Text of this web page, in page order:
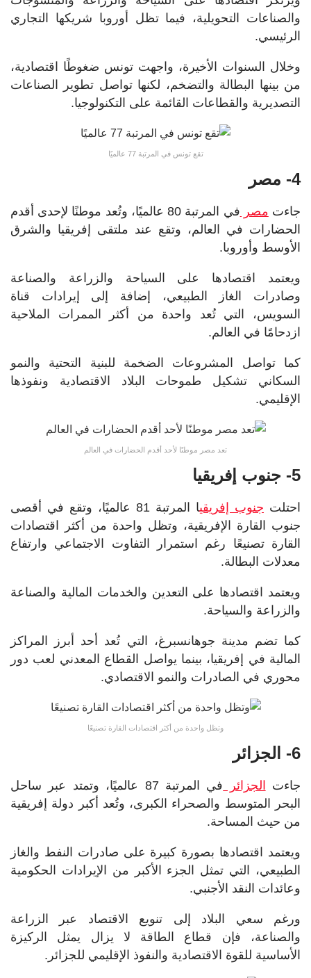
والصناعات التحويلية، فيما تظل أوروبا شريكها التجاري
الرئيسي.
وخلال السنوات الأخيرة، واجهت تونس ضغوطًا اقتصادية،
من بينها البطالة والتضخم، لكنها تواصل تطوير الصناعات
التصديرية والقطاعات القائمة على التكنولوجيا.
تقع تونس في المرتبة 77 عالميًا
4- مصر
جاءت مصر
في المرتبة 80 عالميًا، وتُعد موطنًا لإحدى أقدم
الحضارات في العالم، وتقع عند ملتقى إفريقيا والشرق
الأوسط وأوروبا.
ويعتمد اقتصادها على السياحة والزراعة والصناعة
وصادرات الغاز الطبيعي، إضافة إلى إيرادات قناة
السويس، التي تُعد واحدة من أكثر الممرات الملاحية
ازدحامًا في العالم.
كما تواصل المشروعات الضخمة للبنية التحتية والنمو
السكاني تشكيل طموحات البلاد الاقتصادية ونفوذها
الإقليمي.
تعد مصر موطنًا لأحد أقدم الحضارات في العالم
5- جنوب إفريقيا
احتلت جنوب إفريقي
ا المرتبة 81 عالميًا، وتقع في أقصى
جنوب القارة الإفريقية، وتظل واحدة من أكثر اقتصادات
القارة تصنيعًا رغم استمرار التفاوت الاجتماعي وارتفاع
معدلات البطالة.
ويعتمد اقتصادها على التعدين والخدمات المالية والصناعة
والزراعة والسياحة.
كما تضم مدينة جوهانسبرغ، التي تُعد أحد أبرز المراكز
المالية في إفريقيا، بينما يواصل القطاع المعدني لعب دور
محوري في الصادرات والنمو الاقتصادي.
وتظل واحدة من أكثر اقتصادات القارة تصنيعًا
6- الجزائر
جاءت الجزائر
في المرتبة 87 عالميًا، وتمتد عبر ساحل
البحر المتوسط والصحراء الكبرى، وتُعد أكبر دولة إفريقية
من حيث المساحة.
ويعتمد اقتصادها بصورة كبيرة على صادرات النفط والغاز
الطبيعي، التي تمثل الجزء الأكبر من الإيرادات الحكومية
وعائدات النقد الأجنبي.
ورغم سعي البلاد إلى تنويع الاقتصاد عبر الزراعة
والصناعة، فإن قطاع الطاقة لا يزال يمثل الركيزة
الأساسية للقوة الاقتصادية والنفوذ الإقليمي للجزائر.